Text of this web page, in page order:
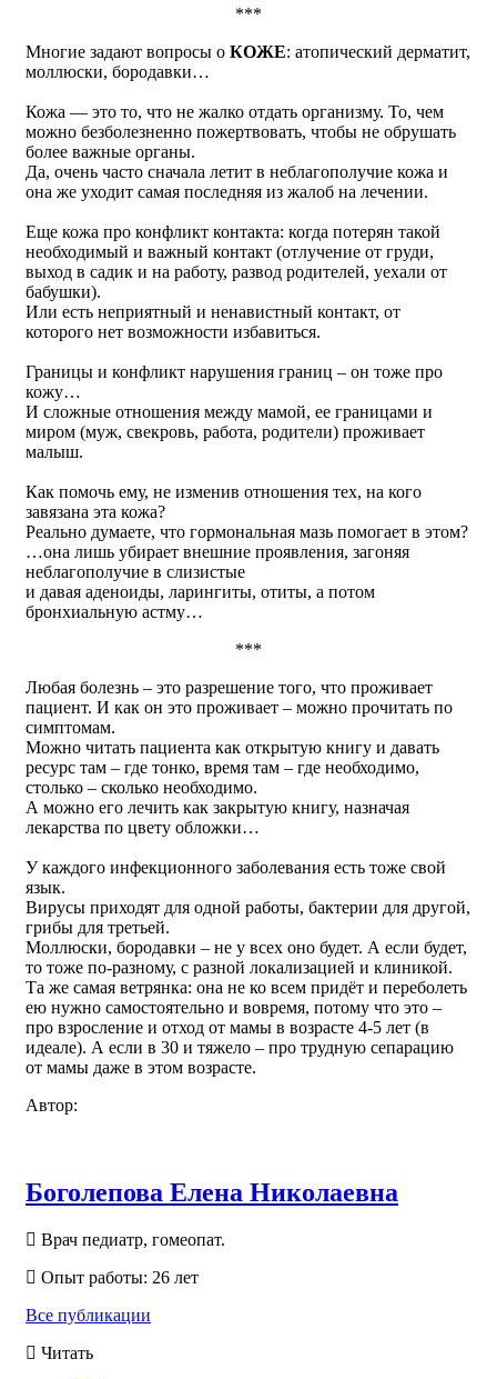
***
Многие задают вопросы о КОЖЕ: атопический дерматит,
моллюски, бородавки…
Кожа — это то, что не жалко отдать организму. То, чем
можно безболезненно пожертвовать, чтобы не обрушать
более важные органы.
Да, очень часто сначала летит в неблагополучие кожа и
она же уходит самая последняя из жалоб на лечении.
Еще кожа про конфликт контакта: когда потерян такой
необходимый и важный контакт (отлучение от груди,
выход в садик и на работу, развод родителей, уехали от
бабушки).
Или есть неприятный и ненавистный контакт, от
которого нет возможности избавиться.
Границы и конфликт нарушения границ – он тоже про
кожу…
И сложные отношения между мамой, ее границами и
миром (муж, свекровь, работа, родители) проживает
малыш.
Как помочь ему, не изменив отношения тех, на кого
завязана эта кожа?
Реально думаете, что гормональная мазь помогает в этом?
…она лишь убирает внешние проявления, загоняя
неблагополучие в слизистые
и давая аденоиды, ларингиты, отиты, а потом
бронхиальную астму…
***
Любая болезнь – это разрешение того, что проживает
пациент. И как он это проживает – можно прочитать по
симптомам.
Можно читать пациента как открытую книгу и давать
ресурс там – где тонко, время там – где необходимо,
столько – сколько необходимо.
А можно его лечить как закрытую книгу, назначая
лекарства по цвету обложки…
У каждого инфекционного заболевания есть тоже свой
язык.
Вирусы приходят для одной работы, бактерии для другой,
грибы для третьей.
Моллюски, бородавки – не у всех оно будет. А если будет,
то тоже по-разному, с разной локализацией и клиникой.
Та же самая ветрянка: она не ко всем придёт и переболеть
ею нужно самостоятельно и вовремя, потому что это –
про взросление и отход от мамы в возрасте 4-5 лет (в
идеале). А если в 30 и тяжело – про трудную сепарацию
от мамы даже в этом возрасте.
Автор:
Боголепова Елена Николаевна
Врач педиатр, гомеопат.
Опыт работы: 26 лет
Все публикации
Читать